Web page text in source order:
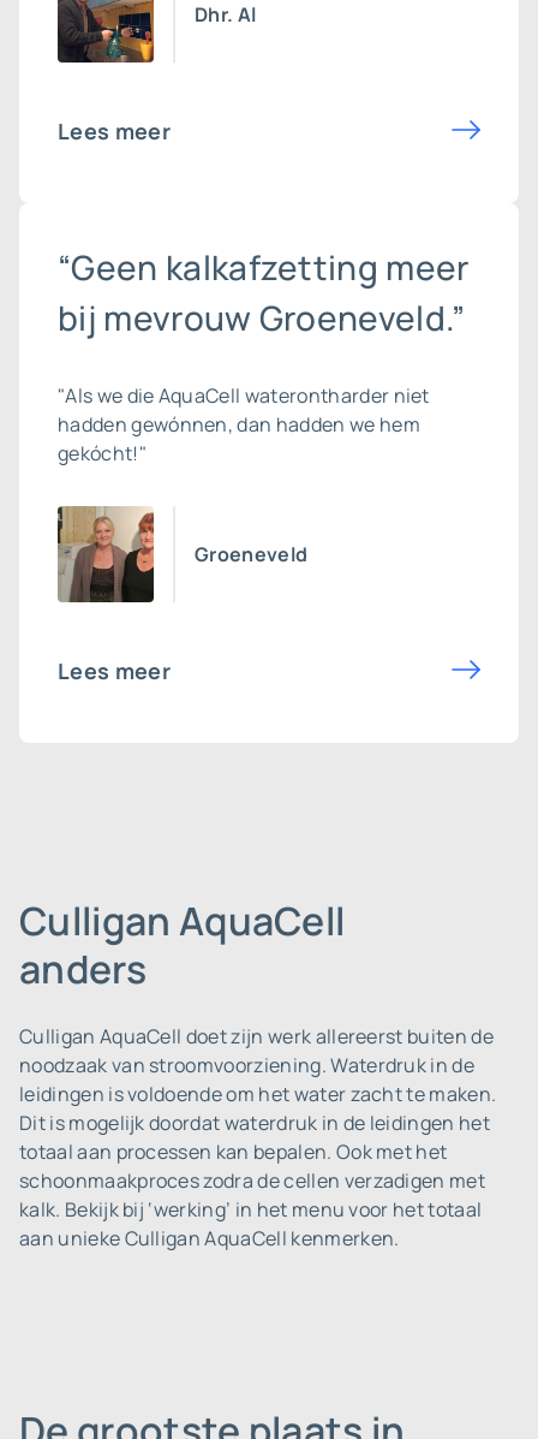
Dhr. Al
Lees meer
“Geen kalkafzetting meer
bij mevrouw Groeneveld.”
"Als we die AquaCell waterontharder niet
hadden gewónnen, dan hadden we hem
gekócht!"
Groeneveld
Lees meer
Culligan AquaCell
anders
Culligan AquaCell doet zijn werk allereerst buiten de
noodzaak van stroomvoorziening. Waterdruk in de
leidingen is voldoende om het water zacht te maken.
Dit is mogelijk doordat waterdruk in de leidingen het
totaal aan processen kan bepalen. Ook met het
schoonmaakproces zodra de cellen verzadigen met
kalk. Bekijk bij ‘werking’ in het menu voor het totaal
aan unieke Culligan AquaCell kenmerken.